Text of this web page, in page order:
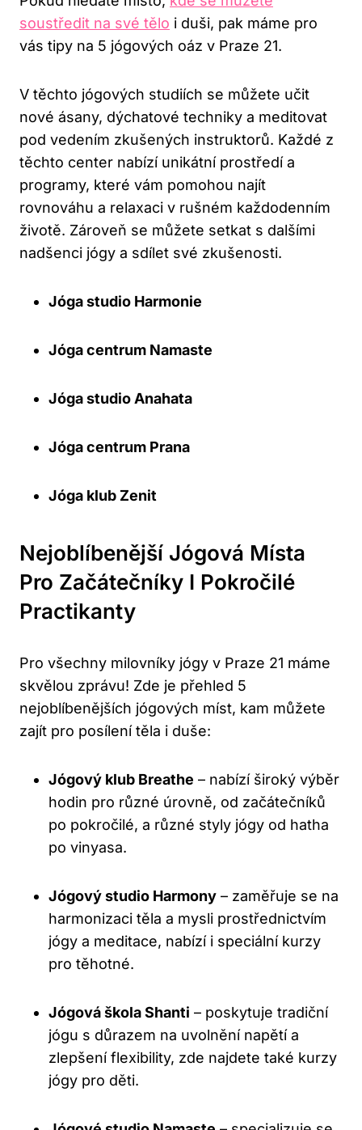
soustředit na své tělo i duši, pak máme pro
vás tipy na 5 jógových oáz v Praze 21.
V těchto jógových studiích se můžete učit
nové ásany, dýchatové techniky a meditovat
pod vedením zkušených instruktorů. Každé z
těchto center nabízí unikátní prostředí a
programy, které vám pomohou najít
rovnováhu a relaxaci v rušném každodenním
životě. Zároveň se můžete setkat s dalšími
nadšenci jógy a sdílet své zkušenosti.
Jóga studio Harmonie
Jóga centrum Namaste
Jóga studio Anahata
Jóga centrum Prana
Jóga klub Zenit
Nejoblíbenější Jógová Místa
Pro Začátečníky I Pokročilé
Practikanty
Pro všechny milovníky jógy v Praze 21 máme
skvělou zprávu! Zde je přehled 5
nejoblíbenějších jógových míst, kam můžete
zajít pro posílení těla i duše:
Jógový klub Breathe – nabízí široký výběr
hodin pro různé úrovně, od začátečníků
po pokročilé, a různé styly jógy od hatha
po vinyasa.
Jógový studio Harmony – zaměřuje se na
harmonizaci těla a mysli prostřednictvím
jógy a meditace, nabízí i speciální kurzy
pro těhotné.
Jógová škola Shanti – poskytuje tradiční
jógu s důrazem na uvolnění napětí a
zlepšení flexibility, zde najdete také kurzy
jógy pro děti.